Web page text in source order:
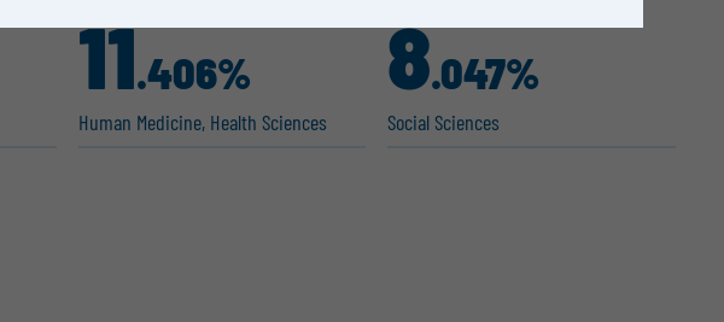
Human Medicine, Health Sciences
11.406%
Social Sciences
8.047%